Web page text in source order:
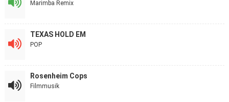
Marimba Remix
TEXAS HOLD EM
POP
Rosenheim Cops
Filmmusik